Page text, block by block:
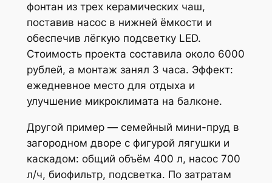
фонтан из трех керамических чаш,
поставив насос в нижней ёмкости и
обеспечив лёгкую подсветку LED.
Стоимость проекта составила около 6000
рублей, а монтаж занял 3 часа. Эффект:
ежедневное место для отдыха и
улучшение микроклимата на балконе.
Другой пример — семейный мини-пруд в
загородном дворе с фигурой лягушки и
каскадом: общий объём 400 л, насос 700
л/ч, биофильтр, подсветка. По затратам